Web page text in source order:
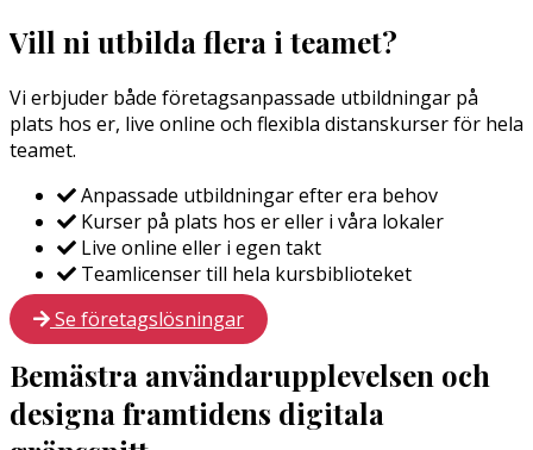
Vill ni utbilda flera i teamet?
Vi erbjuder både företagsanpassade utbildningar på
plats hos er, live online och flexibla distanskurser för hela
teamet.
Anpassade utbildningar efter era behov
Kurser på plats hos er eller i våra lokaler
Live online eller i egen takt
Teamlicenser till hela kursbiblioteket
Se företagslösningar
Bemästra användarupplevelsen och
designa framtidens digitala